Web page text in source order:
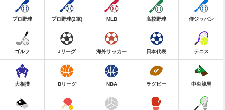
プロ野球 プロ野球(2軍) MLB 高校野球 侍ジャパン
ゴルフ Jリーグ 海外サッカー 日本代表 テニス
大相撲 Bリーグ NBA ラグビー 中央競馬